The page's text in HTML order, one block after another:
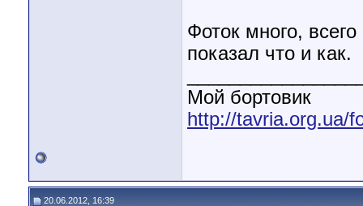
Фоток много,
показал что и как.
Мой бортовик
http://tavria.org.ua/
20.06.2012, 16:39